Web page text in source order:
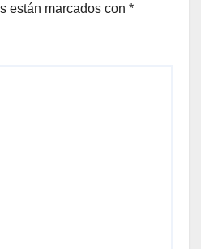
están marcados con *